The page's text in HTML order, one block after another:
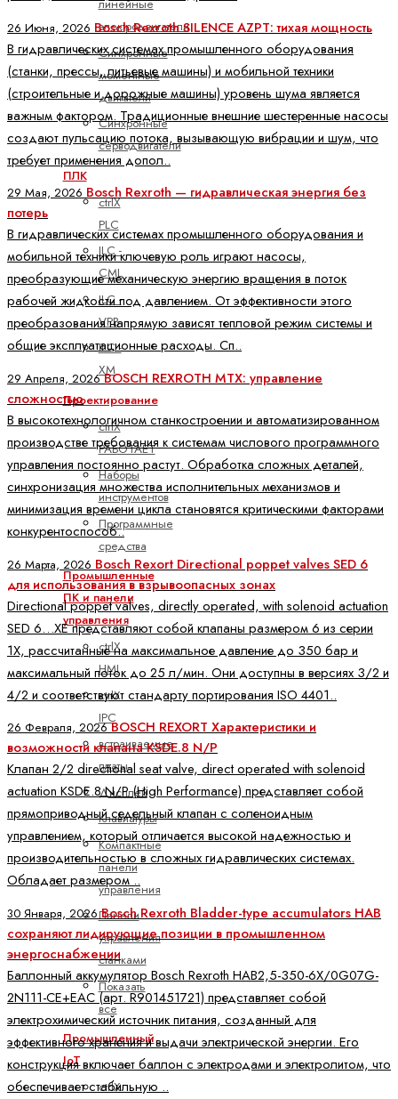
линейные
электродвигатели
Синхронные
моментные
двигатели
Синхронные
серводвигатели
ПЛК
ctrlX
PLC
ILC -
CML
ILC -
VPB
ILC -
XM
Проектирование
ctrlX
РАБОТАЕТ
Наборы
инструментов
Программные
средства
Промышленные
ПК и панели
управления
ctrlX
HMI
ctrlX
IPC
встраиваемые
платы
Дисплей
Клавиатуры
Компактные
панели
управления
Панели
управления
станками
Показать
все
Промышленный
IoT
ctrlX
26 Июня, 2026 Bosch Rexroth SILENCE AZPT: тихая мощность
В гидравлических системах промышленного оборудования
(станки, прессы, литьевые машины) и мобильной техники
(строительные и дорожные машины) уровень шума является
важным фактором. Традиционные внешние шестеренные насосы
создают пульсацию потока, вызывающую вибрации и шум, что
требует применения допол..
29 Мая, 2026 Bosch Rexroth — гидравлическая энергия без
потерь
В гидравлических системах промышленного оборудования и
мобильной техники ключевую роль играют насосы,
преобразующие механическую энергию вращения в поток
рабочей жидкости под давлением. От эффективности этого
преобразования напрямую зависят тепловой режим системы и
общие эксплуатационные расходы. Сп..
29 Апреля, 2026BOSCH REXROTH MTX: управление
сложностью
В высокотехнологичном станкостроении и автоматизированном
производстве требования к системам числового программного
управления постоянно растут. Обработка сложных деталей,
синхронизация множества исполнительных механизмов и
минимизация времени цикла становятся критическими факторами
конкурентоспособ..
26 Марта, 2026 Bosch Rexort Directional poppet valves SED 6
для использования в взрывоопасных зонах
Directional poppet valves, directly operated, with solenoid actuation
SED 6…XE представляют собой клапаны размером 6 из серии
1X, рассчитанные на максимальное давление до 350 бар и
максимальный поток до 25 л/мин. Они доступны в версиях 3/2 и
4/2 и соответствуют стандарту портирования ISO 4401..
26 Февраля, 2026BOSCH REXORT Характеристики и
возможности клапана KSDE.8 N/P
Клапан 2/2 directional seat valve, direct operated with solenoid
actuation KSDE.8 N/P (High Performance) представляет собой
прямоприводный седельный клапан с соленоидным
управлением, который отличается высокой надежностью и
производительностью в сложных гидравлических системах.
Обладает размером ..
30 Января, 2026Bosch Rexroth Bladder-type accumulators HAB
сохраняют лидирующие позиции в промышленном
энергоснабжении
Баллонный аккумулятор Bosch Rexroth HAB2,5-350-6X/0G07G-
2N111-CE+EAC (арт. R901451721) представляет собой
электрохимический источник питания, созданный для
эффективного хранения и выдачи электрической энергии. Его
конструкция включает баллон с электродами и электролитом, что
обеспечивает стабильную ..